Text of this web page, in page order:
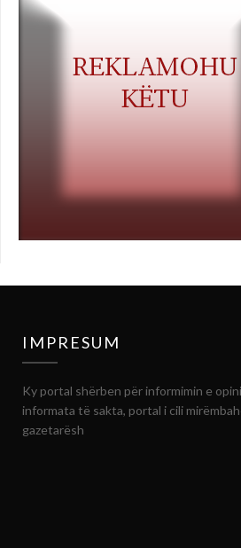
IMPRESUM
Ky portal shërben për informimin e
informata të sakta, portal i cili
gazetarësh